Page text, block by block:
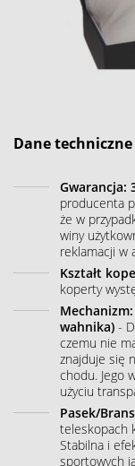
Dane techniczne
Gwarancja:
producenta
że w
winy
reklamacji w
Kształt
koperty
wahnika) -
czemu nie
znajduje się
chodu. Jego
użyciu
Pasek/
teleskopach
Stabilna i
sportowych